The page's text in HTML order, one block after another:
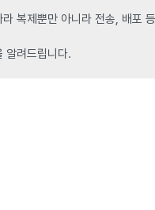
복제뿐만 아니라 전송, 배포
알려드립니다.